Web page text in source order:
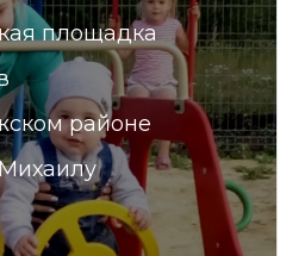
площадка
районе